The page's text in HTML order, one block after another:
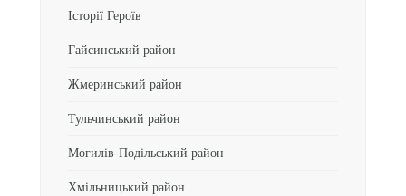
Історії Героїв
Гайсинський район
Жмеринський район
Тульчинський район
Могилів-Подільський район
Хмільницький район